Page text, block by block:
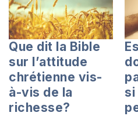
Que dit la Bible
sur l’attitude
chrétienne vis-
à-vis de la
richesse?
si